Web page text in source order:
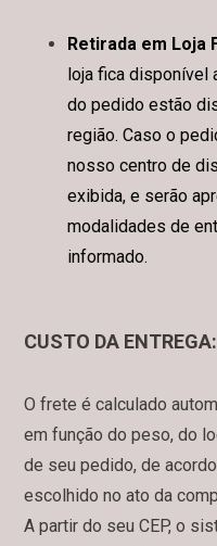
Retirada em Loja
loja fica disponível
do pedido estão
região. Caso o
nosso centro de
exibida, e serão
modalidades de
informado.
CUSTO DA ENTREGA:
O frete é calculado
em função do peso, do
de seu pedido, de
escolhido no ato da
A partir do seu CEP, o